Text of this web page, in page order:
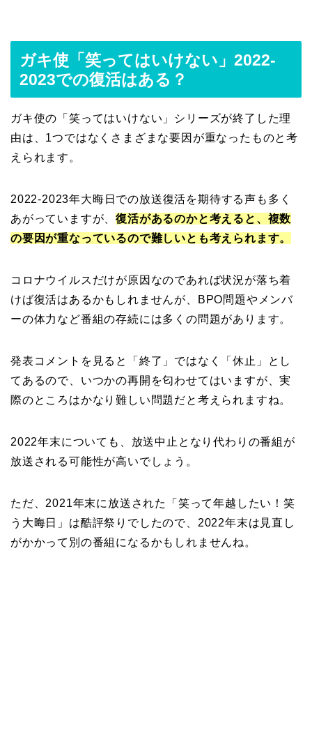
ガキ使「笑ってはいけない」2022-
2023での復活はある？
ガキ使の「笑ってはいけない」シリーズが終了した理
由は、1つではなくさまざまな要因が重なったものと考
えられます。
2022-2023年大晦日での放送復活を期待する声も多く
あがっていますが、復活があるのかと考えると、複数
の要因が重なっているので難しいとも考えられます。
コロナウイルスだけが原因なのであれば状況が落ち着
けば復活はあるかもしれませんが、BPO問題やメンバ
ーの体力など番組の存続には多くの問題があります。
発表コメントを見ると「終了」ではなく「休止」とし
てあるので、いつかの再開を匂わせてはいますが、実
際のところはかなり難しい問題だと考えられますね。
2022年末についても、放送中止となり代わりの番組が
放送される可能性が高いでしょう。
ただ、2021年末に放送された「笑って年越したい！笑
う大晦日」は酷評祭りでしたので、2022年末は見直し
がかかって別の番組になるかもしれませんね。